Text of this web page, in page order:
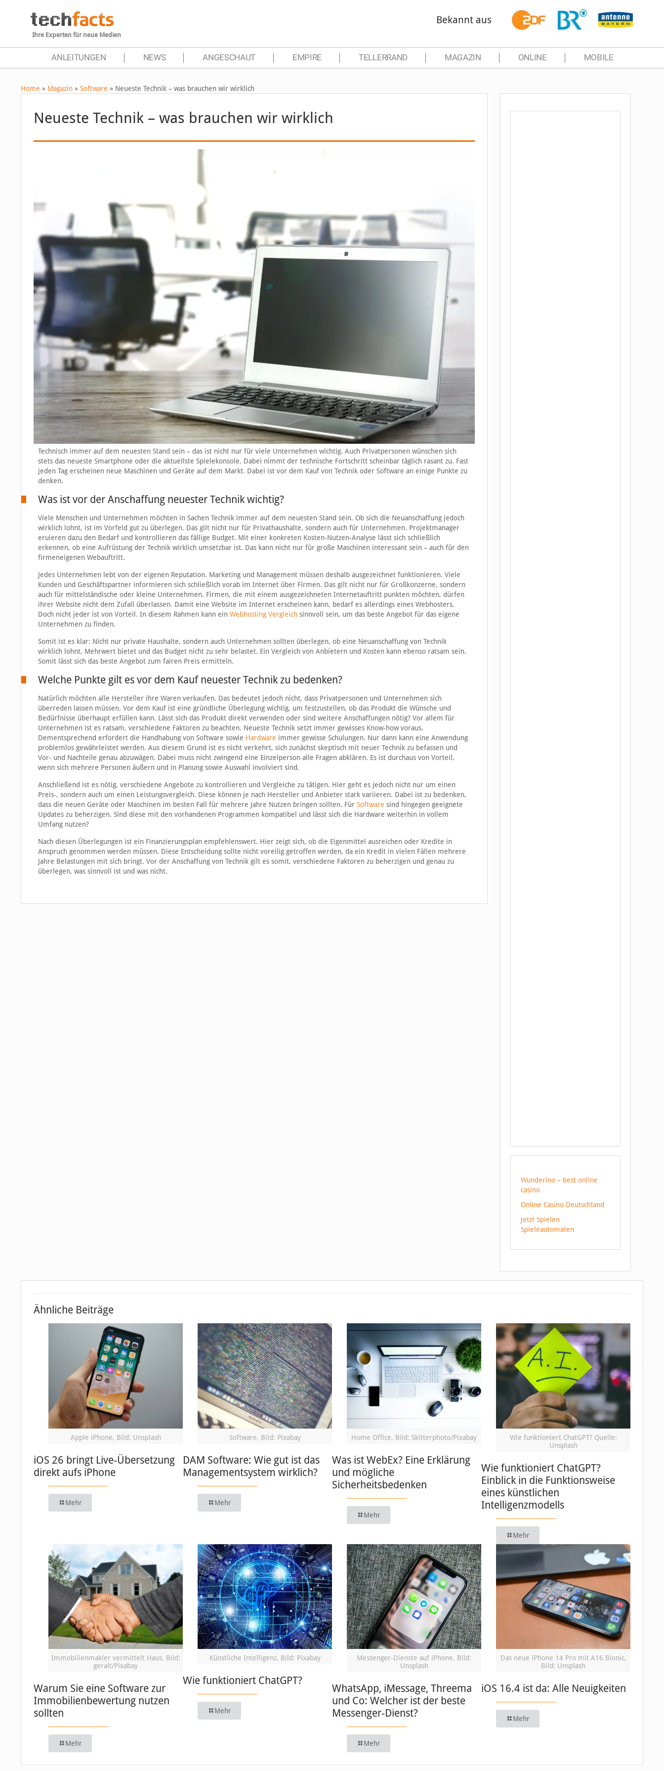
Ihre Experten für neue Medien
Bekannt aus
ANLEITUNGEN NEWS ANGESCHAUT EMPIRE TELLERRAND MAGAZIN ONLINE MOBILE
Home » Magazin » Software » Neueste Technik – was brauchen wir wirklich
Neueste Technik – was brauchen wir wirklich
Technisch immer auf dem neuesten Stand sein – das ist nicht nur für viele Unternehmen wichtig. Auch Privatpersonen wünschen sich
stets das neueste Smartphone oder die aktuellste Spielekonsole. Dabei nimmt der technische Fortschritt scheinbar täglich rasant zu. Fast
jeden Tag erscheinen neue Maschinen und Geräte auf dem Markt. Dabei ist vor dem Kauf von Technik oder Software an einige Punkte zu
denken.
Was ist vor der Anschaffung neuester Technik wichtig?
Viele Menschen und Unternehmen möchten in Sachen Technik immer auf dem neuesten Stand sein. Ob sich die Neuanschaffung jedoch
wirklich lohnt, ist im Vorfeld gut zu überlegen. Das gilt nicht nur für Privathaushalte, sondern auch für Unternehmen. Projektmanager
eruieren dazu den Bedarf und kontrollieren das fällige Budget. Mit einer konkreten Kosten-Nutzen-Analyse lässt sich schließlich
erkennen, ob eine Aufrüstung der Technik wirklich umsetzbar ist. Das kann nicht nur für große Maschinen interessant sein – auch für den
firmeneigenen Webauftritt.
Jedes Unternehmen lebt von der eigenen Reputation. Marketing und Management müssen deshalb ausgezeichnet funktionieren. Viele
Kunden und Geschäftspartner informieren sich schließlich vorab im Internet über Firmen. Das gilt nicht nur für Großkonzerne, sondern
auch für mittelständische oder kleine Unternehmen. Firmen, die mit einem ausgezeichneten Internetauftritt punkten möchten, dürfen
ihrer Website nicht dem Zufall überlassen. Damit eine Website im Internet erscheinen kann, bedarf es allerdings eines Webhosters.
Doch nicht jeder ist von Vorteil. In diesem Rahmen kann ein Webhosting Vergleichsinnvoll sein, um das beste Angebot für das eigene
Unternehmen zu finden.
Somit ist es klar: Nicht nur private Haushalte, sondern auch Unternehmen sollten überlegen, ob eine Neuanschaffung von Technik
wirklich lohnt, Mehrwert bietet und das Budget nicht zu sehr belastet. Ein Vergleich von Anbietern und Kosten kann ebenso ratsam sein.
Somit lässt sich das beste Angebot zum fairen Preis ermitteln.
Welche Punkte gilt es vor dem Kauf neuester Technik zu bedenken?
Natürlich möchten alle Hersteller ihre Waren verkaufen. Das bedeutet jedoch nicht, dass Privatpersonen und Unternehmen sich
überreden lassen müssen. Vor dem Kauf ist eine gründliche Überlegung wichtig, um festzustellen, ob das Produkt die Wünsche und
Bedürfnisse überhaupt erfüllen kann. Lässt sich das Produkt direkt verwenden oder sind weitere Anschaffungen nötig? Vor allem für
Unternehmen ist es ratsam, verschiedene Faktoren zu beachten. Neueste Technik setzt immer gewisses Know-how voraus.
Dementsprechend erfordert die Handhabung von Software sowie Hardware immer gewisse Schulungen. Nur dann kann eine Anwendung
problemlos gewährleistet werden. Aus diesem Grund ist es nicht verkehrt, sich zunächst skeptisch mit neuer Technik zu befassen und
Vor- und Nachteile genau abzuwägen. Dabei muss nicht zwingend eine Einzelperson alle Fragen abklären. Es ist durchaus von Vorteil,
wenn sich mehrere Personen äußern und in Planung sowie Auswahl involviert sind.
Anschließend ist es nötig, verschiedene Angebote zu kontrollieren und Vergleiche zu tätigen. Hier geht es jedoch nicht nur um einen
Preis-, sondern auch um einen Leistungsvergleich. Diese können je nach Hersteller und Anbieter stark variieren. Dabei ist zu bedenken,
dass die neuen Geräte oder Maschinen im besten Fall für mehrere Jahre Nutzen bringen sollten. Für Software sind hingegen geeignete
Updates zu beherzigen. Sind diese mit den vorhandenen Programmen kompatibel und lässt sich die Hardware weiterhin in vollem
Umfang nutzen?
Nach diesen Überlegungen ist ein Finanzierungsplan empfehlenswert. Hier zeigt sich, ob die Eigenmittel ausreichen oder Kredite in
Anspruch genommen werden müssen. Diese Entscheidung sollte nicht voreilig getroffen werden, da ein Kredit in vielen Fällen mehrere
Jahre Belastungen mit sich bringt. Vor der Anschaffung von Technik gilt es somit, verschiedene Faktoren zu beherzigen und genau zu
überlegen, was sinnvoll ist und was nicht.
Wunderino – best online
casino
Online Casino Deutschland
Jetzt Spielen
Spieleautomaten
Ähnliche Beiträge
Apple iPhone, Bild: Unsplash
iOS 26 bringt Live-Übersetzung
direkt aufs iPhone
Mehr
Software, Bild: Pixabay
DAM Software: Wie gut ist das
Managementsystem wirklich?
Mehr
Home Office, Bild: Skitterphoto/Pixabay
Was ist WebEx? Eine Erklärung
und mögliche
Sicherheitsbedenken
Mehr
Wie funktioniert ChatGPT? Quelle:
Unsplash
Wie funktioniert ChatGPT?
Einblick in die Funktionsweise
eines künstlichen
Intelligenzmodells
Mehr
Immobilienmakler vermittelt Haus, Bild:
geralt/Pixabay
Warum Sie eine Software zur
Immobilienbewertung nutzen
sollten
Mehr
Künstliche Intelligenz, Bild: Pixabay
Wie funktioniert ChatGPT?
Mehr
Messenger-Dienste auf iPhone, Bild:
Unsplash
WhatsApp, iMessage, Threema
und Co: Welcher ist der beste
Messenger-Dienst?
Mehr
Das neue iPhone 14 Pro mit A16 Bionic,
Bild: Unsplash
iOS 16.4 ist da: Alle Neuigkeiten
Mehr